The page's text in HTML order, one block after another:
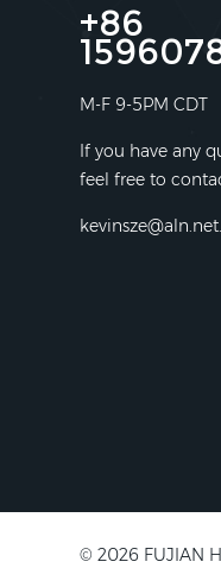
+86
M-F 9-5PM CDT
If you have any
feel free to
© 2026 FUJIAN